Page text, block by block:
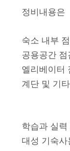
정비내용은
숙소 내부
공용공간 점
엘리베이터
계단 및 기
학습과 실력
대성 기숙사